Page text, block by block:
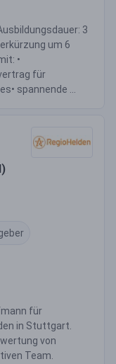
3
um 6
•
für
spannende ...
für
in Stuttgart.
von
Team.